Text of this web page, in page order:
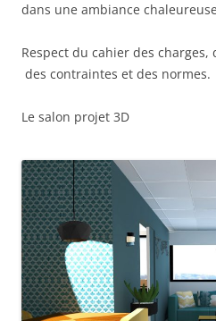
dans une ambiance
Respect du cahier des charges,
des contraintes et des normes.
Le salon projet 3D